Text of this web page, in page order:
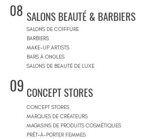
08 SALONS BEAUTÉ & BARBIERS
SALONS DE COIFFURE
BARBIERS
MAKE-UP ARTISTS
BARS À ONGLES
SALONS DE BEAUTÉ DE LUXE
09 CONCEPT STORES
CONCEPT STORES
MARQUES DE CRÉATEURS
MAGASINS DE PRODUITS COSMÉTIQUES
PRÊT-À-PORTER FEMMES